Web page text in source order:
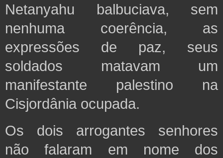
Netanyahu balbuciava, sem
nenhuma coerência, as
expressões de paz, seus
soldados matavam um
manifestante palestino na
Cisjordânia ocupada.
Os dois arrogantes senhores
não falaram em nome dos